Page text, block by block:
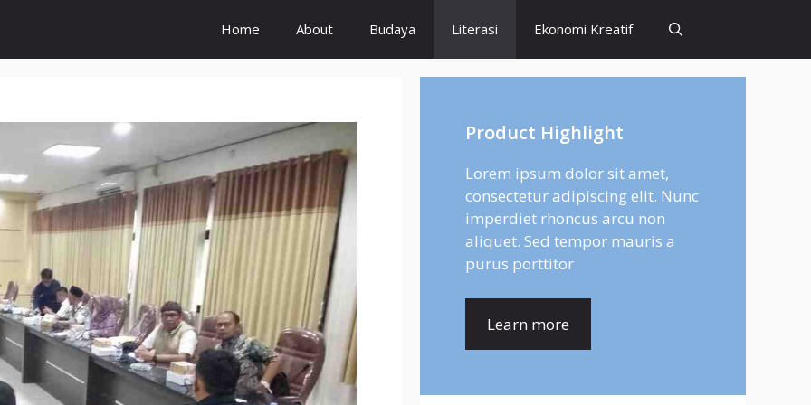
Home About Budaya Literasi Ekonomi Kreatif
Product Highlight
Lorem ipsum dolor sit amet,
consectetur adipiscing elit. Nunc
imperdiet rhoncus arcu non
aliquet. Sed tempor mauris a
purus porttitor
Learn more